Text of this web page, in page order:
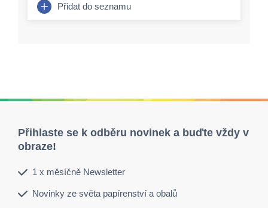
Přidat do seznamu
Přihlaste se k odběru novinek a buďte vždy v
obraze!
1 x měsíčně Newsletter
Novinky ze světa papírenství a obalů